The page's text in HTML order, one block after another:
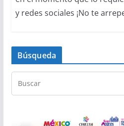
y redes sociales ¡No te
Búsqueda